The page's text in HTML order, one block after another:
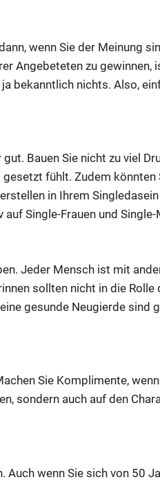
wenn Sie der Meinung
Angebeteten zu
bekanntlich nichts. Also,
Bauen Sie nicht zu viel
fühlt. Zudem könnten
in Ihrem
Single-Frauen und Single-
Jeder Mensch ist mit
sollten nicht in die Rolle
gesunde Neugierde sind
Sie Komplimente,
sondern auch auf den
wenn Sie sich von 50